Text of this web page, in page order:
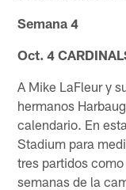
Semana 4
Oct. 4
A Mike LaFleur y
hermanos
calendario. En
Stadium para
tres partidos
semanas de la